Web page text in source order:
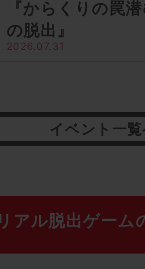
『からくりの罠
の脱出』
2026.07.31
イベント一
アル脱出ゲーム